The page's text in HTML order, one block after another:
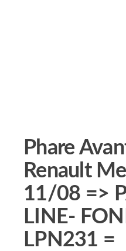
Phare
Renault
11/08 =>
LINE-
LPN231 =